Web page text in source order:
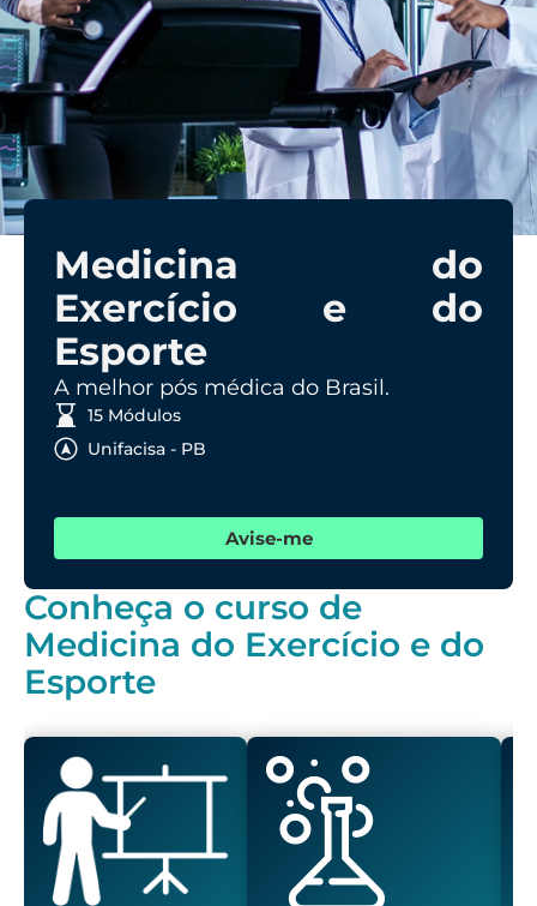
Medicina do
Exercício e do
Esporte
A melhor pós médica do Brasil.
15 Módulos
Unifacisa - PB
Avise-me
Conheça o curso de
Medicina do Exercício e do
Esporte